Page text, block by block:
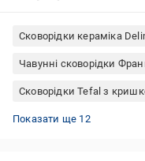
Сковорідки кераміка
Чавунні сковорідки
Сковорідки Tefal з
Керамічні сковорідки
Алюмінієві сковорідки
Сковорідки граніт Італія
Порційні чавунні
Сковорідки Benson 28 см
Сковорідки з керамічним
Сковорідки вок 24 см
Сковорода-гриль Tefal
Сковорідки вок з
Сковорідки вок 26 см
Чавунна сковорідка для
Сковорідки з
Показати ще 12